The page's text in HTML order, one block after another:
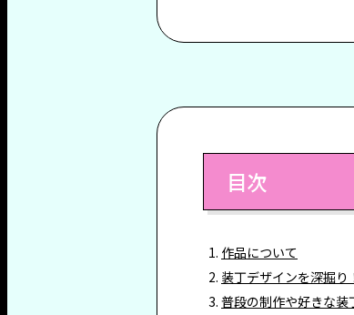
目次
作品について
装丁デザインを深掘り
普段の制作や好きな装